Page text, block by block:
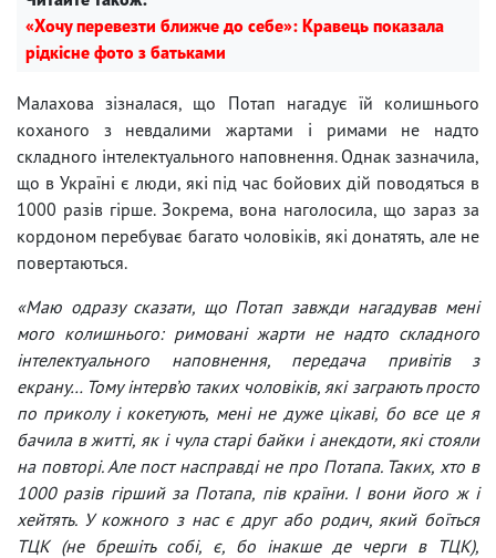
«Хочу перевезти ближче до себе»: Кравець показала
рідкісне фото з батьками
Малахова зізналася, що Потап нагадує їй колишнього
коханого з невдалими жартами і римами не надто
складного інтелектуального наповнення. Однак зазначила,
що в Україні є люди, які під час бойових дій поводяться в
1000 разів гірше. Зокрема, вона наголосила, що зараз за
кордоном перебуває багато чоловіків, які донатять, але не
повертаються.
«Маю одразу сказати, що Потап завжди нагадував мені
мого колишнього: римовані жарти не надто складного
інтелектуального наповнення, передача привітів з
екрану… Тому інтерв’ю таких чоловіків, які заграють просто
по приколу і кокетують, мені не дуже цікаві, бо все це я
бачила в житті, як і чула старі байки і анекдоти, які стояли
на повторі. Але пост насправді не про Потапа. Таких, хто в
1000 разів гірший за Потапа, пів країни. І вони його ж і
хейтять. У кожного з нас є друг або родич, який боїться
ТЦК (не брешіть собі, є, бо інакше де черги в ТЦК),